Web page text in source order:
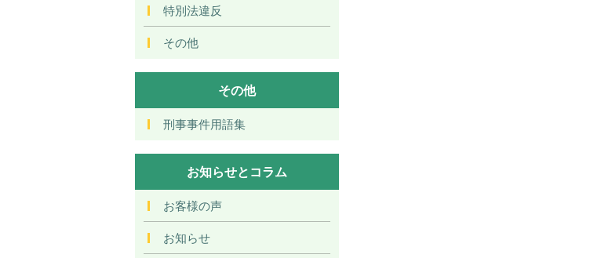
特別法違反
その他
その他
刑事事件用語集
お知らせとコラム
お客様の声
お知らせ